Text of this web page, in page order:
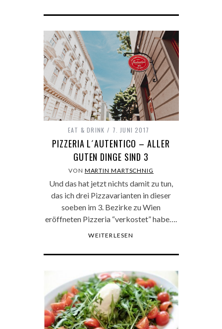
EAT & DRINK 7. JUNI 2017
PIZZERIA L´AUTENTICO – ALLER
GUTEN DINGE SIND 3
VON MARTIN MARTSCHNIG
Und das hat jetzt nichts damit zu tun,
das ich drei Pizzavarianten in dieser
soeben im 3. Bezirke zu Wien
eröffneten Pizzeria “verkostet” habe….
WEITERLESEN